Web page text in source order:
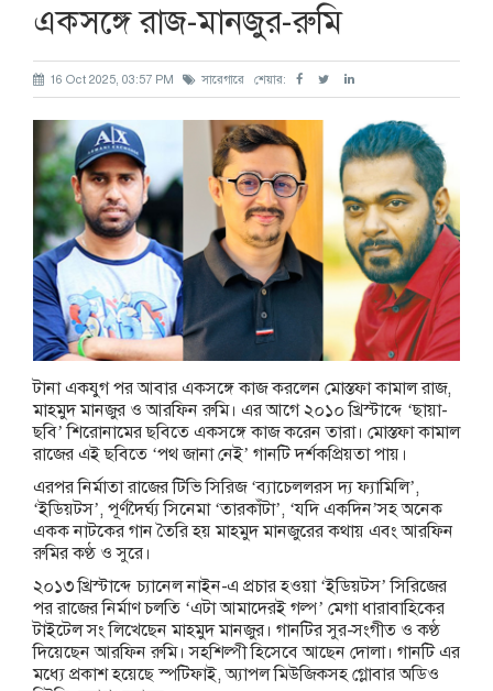
একসঙ্গে রাজ-মানজুর-রুমি
16 Oct 2025, 03:57 PM সারেগারে শেয়ার:
টানা একযুগ পর আবার একসঙ্গে কাজ করলেন মোস্তফা কামাল রাজ,
মাহমুদ মানজুর ও আরফিন রুমি। এর আগে ২০১০ খ্রিস্টাব্দে ‘ছায়া-
ছবি’ শিরোনামের ছবিতে একসঙ্গে কাজ করেন তারা। মোস্তফা কামাল
রাজের এই ছবিতে ‘পথ জানা নেই’ গানটি দর্শকপ্রিয়তা পায়।
এরপর নির্মাতা রাজের টিভি সিরিজ ‘ব্যাচেললরস দ্য ফ্যামিলি’,
‘ইডিয়টস’, পূর্ণদৈর্ঘ্য সিনেমা ‘তারকাঁটা’, ‘যদি একদিন’সহ অনেক
একক নাটকের গান তৈরি হয় মাহমুদ মানজুরের কথায় এবং আরফিন
রুমির কণ্ঠ ও সুরে।
২০১৩ খ্রিস্টাব্দে চ্যানেল নাইন-এ প্রচার হওয়া ‘ইডিয়টস’ সিরিজের
পর রাজের নির্মাণ চলতি ‘এটা আমাদেরই গল্প’ মেগা ধারাবাহিকের
টাইটেল সং লিখেছেন মাহমুদ মানজুর। গানটির সুর-সংগীত ও কণ্ঠ
দিয়েছেন আরফিন রুমি। সহশিল্পী হিসেবে আছেন দোলা। গানটি এর
মধ্যে প্রকাশ হয়েছে স্পটিফাই, অ্যাপল মিউজিকসহ গ্লোবার অডিও